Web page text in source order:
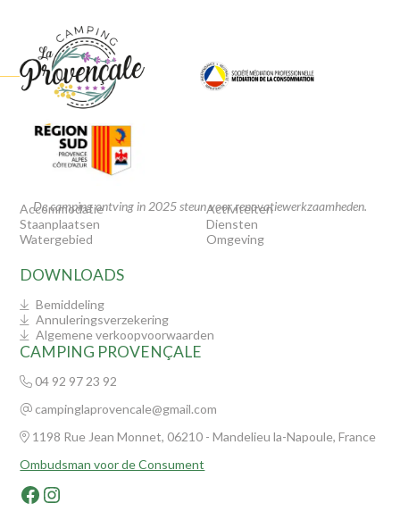
De camping ontving in 2025 steun voor renovatiewerkzaamheden.
Accommodatie
Staanplaatsen
Watergebied
Activiteiten
Diensten
Omgeving
DOWNLOADS
Bemiddeling
Annuleringsverzekering
Algemene verkoopvoorwaarden
CAMPING PROVENÇALE
04 92 97 23 92
campinglaprovencale@gmail.com
1198 Rue Jean Monnet, 06210 - Mandelieu la-Napoule, France
Ombudsman voor de Consument